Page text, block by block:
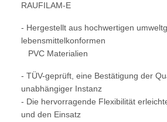
RAUFILAM-E
- Hergestellt aus hochwertigen
lebensmittelkonformen
PVC Materialien
- TÜV-geprüft, eine Bestätigung der
unabhängiger Instanz
- Die hervorragende Flexibilität
und den Einsatz